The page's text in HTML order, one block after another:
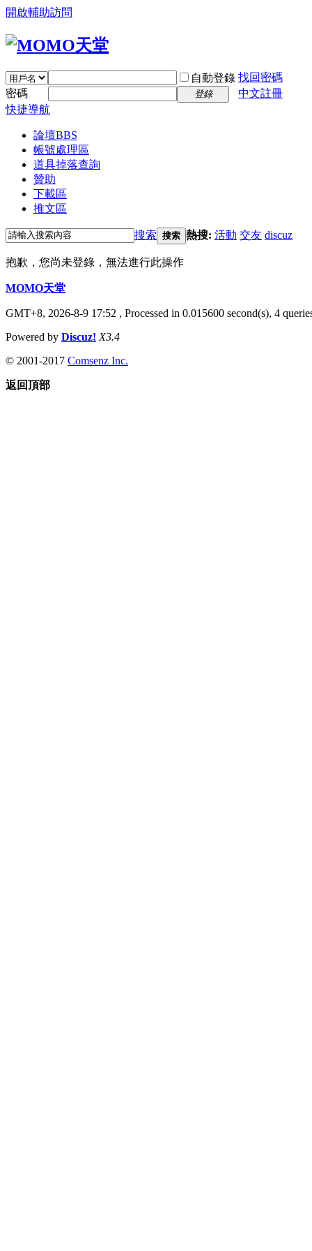
開啟輔助訪問
自動登錄 找回密碼
密碼
登錄
中文註冊
快捷導航
論壇BBS
帳號處理區
道具掉落查詢
贊助
下載區
推文區
搜索 搜索 熱搜: 活動 交友 discuz
抱歉，您尚未登錄，無法進行此操作
MOMO天堂
GMT+8, 2026-8-9 17:52 , Processed in 0.015600 second(s), 4
Powered by Discuz! X3.4
© 2001-2017 Comsenz Inc.
返回頂部